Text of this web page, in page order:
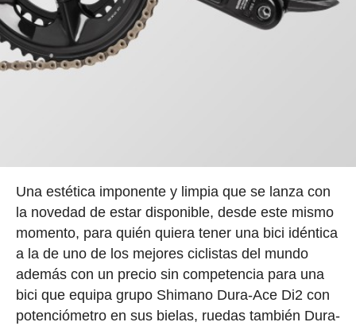
Una estética imponente y limpia que se lanza con
la novedad de estar disponible, desde este mismo
momento, para quién quiera tener una bici idéntica
a la de uno de los mejores ciclistas del mundo
además con un precio sin competencia para una
bici que equipa grupo Shimano Dura-Ace Di2 con
potenciómetro en sus bielas, ruedas también Dura-